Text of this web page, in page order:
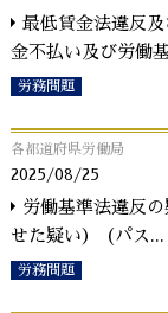
最低賃金法違反
金不払い及び労働基
労務問題
各都道府県労働局
2025/08/25
労働基準法違反
せた疑い） (パス ...
労務問題